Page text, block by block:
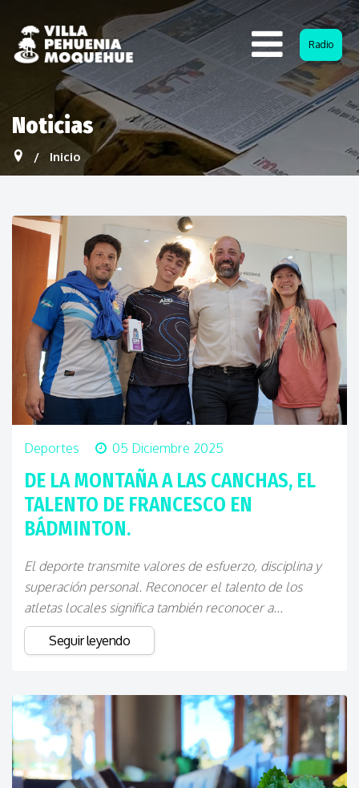
Radio
Noticias
Inicio
Deportes 05 Diciembre 2025
DE LA MONTAÑA A LAS CANCHAS, EL
TALENTO DE FRANCESCO EN
BÁDMINTON.
El deporte transmite valores de esfuerzo, disciplina y
superación personal. Reconocer el talento de los
atletas locales significa también reconocer a...
Seguir leyendo